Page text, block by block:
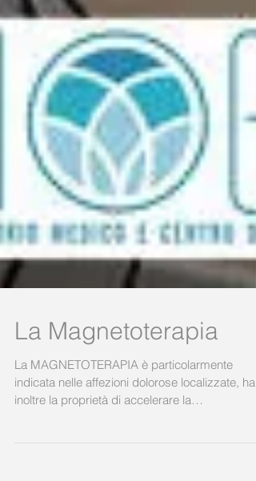
La Magnetoterapia
La MAGNETOTERAPIA è particolarmente